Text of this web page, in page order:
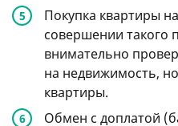
Покупка квартиры
совершении такого
внимательно
на недвижимость,
квартиры.
Обмен с доплатой